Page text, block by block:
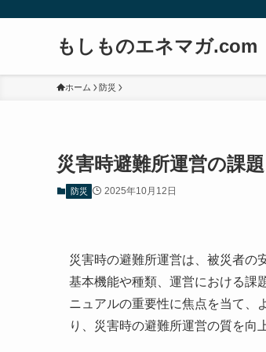
もしものエネマガ.com
ホーム 防災
災害時避難所運営の課
防災 2025年10月12日
災害時の避難所運営は、被災者の
基本機能や種類、運営における課
ニュアルの重要性に焦点を当て、
り、災害時の避難所運営の質を向